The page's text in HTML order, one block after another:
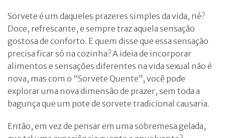
Sorvete é um daqueles prazeres simples da vida, né?
Doce, refrescante, e sempre traz aquela sensação
gostosa de conforto. E quem disse que essa sensação
precisa ficar só na cozinha? A ideia de incorporar
alimentos e sensações diferentes na vida sexual não é
nova, mas com o “Sorvete Quente”, você pode
explorar uma nova dimensão de prazer, sem toda a
bagunça que um pote de sorvete tradicional causaria.
Então, em vez de pensar em uma sobremesa gelada,